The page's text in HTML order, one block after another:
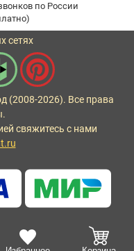
по России
сетях
(2008-2026). Все права
свяжитесь с нами